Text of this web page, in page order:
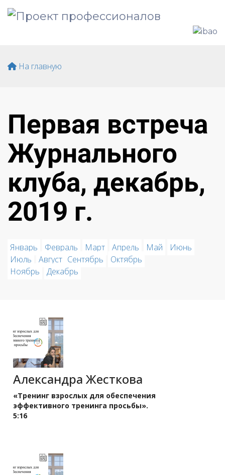
На главную
Первая встреча
Журнального
клуба, декабрь,
2019 г.
Январь Февраль Март Апрель Май
Июнь
Июль
Август Сентябрь
Октябрь
Ноябрь
Декабрь
Александра Жесткова
«Тренинг взрослых для обеспечения
эффективного тренинга просьбы».
5:16